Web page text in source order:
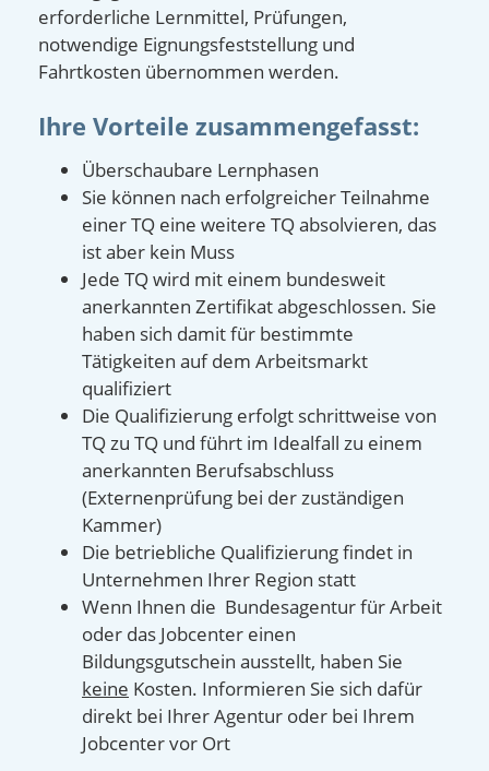
erforderliche Lernmittel, Prüfungen,
notwendige Eignungsfeststellung und
Fahrtkosten übernommen werden.
Ihre Vorteile zusammengefasst:
Überschaubare Lernphasen
Sie können nach erfolgreicher Teilnahme
einer TQ eine weitere TQ absolvieren, das
ist aber kein Muss
Jede TQ wird mit einem bundesweit
anerkannten Zertifikat abgeschlossen. Sie
haben sich damit für bestimmte
Tätigkeiten auf dem Arbeitsmarkt
qualifiziert
Die Qualifizierung erfolgt schrittweise von
TQ zu TQ und führt im Idealfall zu einem
anerkannten Berufsabschluss
(Externenprüfung bei der zuständigen
Kammer)
Die betriebliche Qualifizierung findet in
Unternehmen Ihrer Region statt
Wenn Ihnen die Bundesagentur für Arbeit
oder das Jobcenter einen
Bildungsgutschein ausstellt, haben Sie
keine Kosten. Informieren Sie sich dafür
direkt bei Ihrer Agentur oder bei Ihrem
Jobcenter vor Ort